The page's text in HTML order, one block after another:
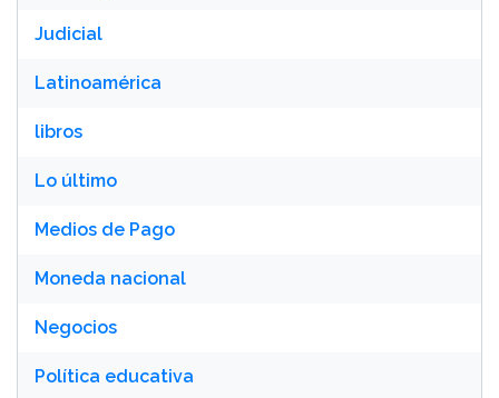
Judicial
Latinoamérica
libros
Lo último
Medios de Pago
Moneda nacional
Negocios
Política educativa